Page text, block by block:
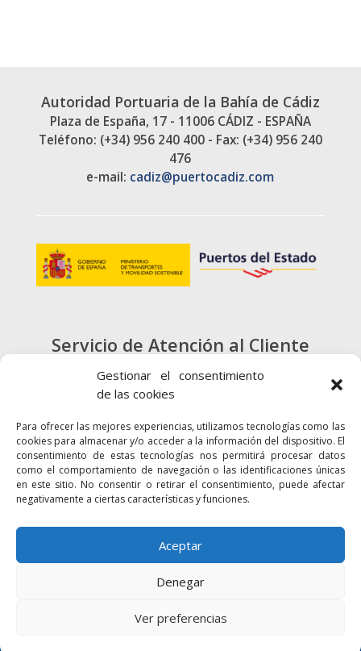
Gestionar el consentimiento
de las cookies
Para ofrecer las mejores experiencias, utilizamos tecnologías como las
cookies para almacenar y/o acceder a la información del dispositivo. El
consentimiento de estas tecnologías nos permitirá procesar datos
como el comportamiento de navegación o las identificaciones únicas
en este sitio. No consentir o retirar el consentimiento, puede afectar
negativamente a ciertas características y funciones.
Aceptar
Denegar
Ver preferencias
Autoridad Portuaria de la Bahía de Cádiz
Plaza de España, 17 - 11006 CÁDIZ - ESPAÑA
Teléfono: (+34) 956 240 400 - Fax: (+34) 956 240
476
e-mail: cadiz@puertocadiz.com
Servicio de Atención al Cliente
900 720 415
CONTACTO
Enlaces Accesibilidad Mapa Web
Política de cookies
Aviso legal